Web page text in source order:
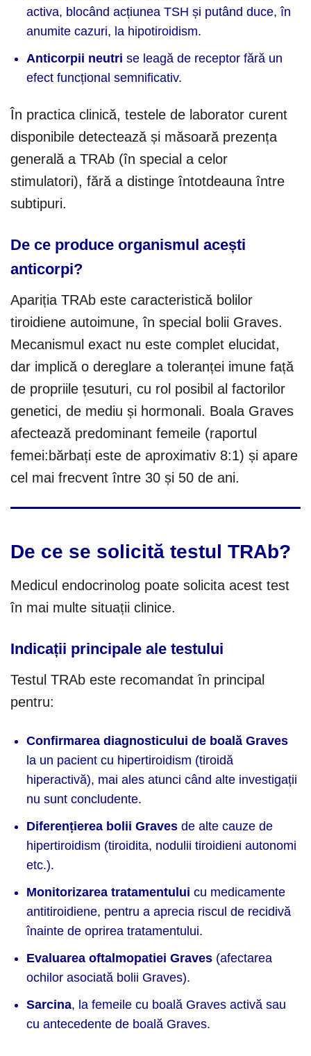
activa, blocând acțiunea TSH și putând duce, în
anumite cazuri, la hipotiroidism.
Anticorpii neutri se leagă de receptor fără un
efect funcțional semnificativ.
În practica clinică, testele de laborator curent
disponibile detectează și măsoară prezența
generală a TRAb (în special a celor
stimulatori), fără a distinge întotdeauna între
subtipuri.
De ce produce organismul acești
anticorpi?
Apariția TRAb este caracteristică bolilor
tiroidiene autoimune, în special bolii Graves.
Mecanismul exact nu este complet elucidat,
dar implică o dereglare a toleranței imune față
de propriile țesuturi, cu rol posibil al factorilor
genetici, de mediu și hormonali. Boala Graves
afectează predominant femeile (raportul
femei:bărbați este de aproximativ 8:1) și apare
cel mai frecvent între 30 și 50 de ani.
De ce se solicită testul TRAb?
Medicul endocrinolog poate solicita acest test
în mai multe situații clinice.
Indicații principale ale testului
Testul TRAb este recomandat în principal
pentru:
Confirmarea diagnosticului de boală Graves
la un pacient cu hipertiroidism (tiroidă
hiperactivă), mai ales atunci când alte investigații
nu sunt concludente.
Diferențierea bolii Graves de alte cauze de
hipertiroidism (tiroidita, nodulii tiroidieni autonomi
etc.).
Monitorizarea tratamentului cu medicamente
antitiroidiene, pentru a aprecia riscul de recidivă
înainte de oprirea tratamentului.
Evaluarea oftalmopatiei Graves (afectarea
ochilor asociată bolii Graves).
Sarcina, la femeile cu boală Graves activă sau
cu antecedente de boală Graves.